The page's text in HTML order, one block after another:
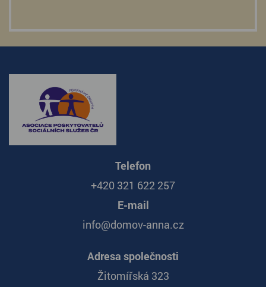
Telefon
+420 321 622 257
E-mail
info@domov-anna.cz
Adresa společnosti
Žitomířská 323